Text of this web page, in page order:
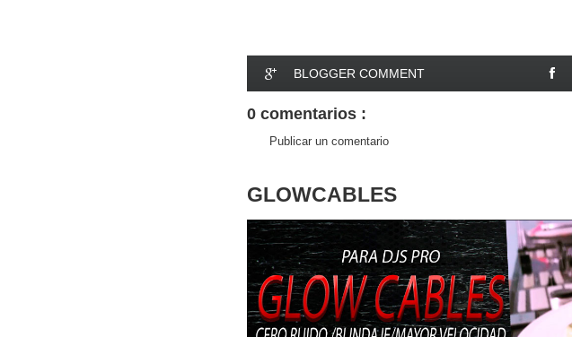
BLOGGER COMMENT
0 comentarios :
Publicar un comentario
GLOWCABLES